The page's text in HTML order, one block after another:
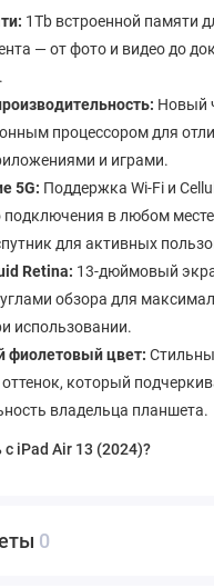
1Tb встроенной памяти
— от фото и видео до
Новый
процессором для
и играми.
5G: Поддержка Wi-Fi и
подключения в любом
для активных
Retina: 13-дюймовый
обзора для
использовании.
фиолетовый цвет:
который
владельца планшета.
iPad Air 13 (2024)?
и заметок, а также
0